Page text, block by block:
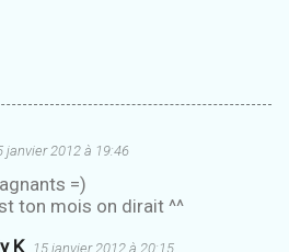
janvier 2012 à 19:46
=)
ton mois on dirait ^^
K
15 janvier 2012 à 20:15